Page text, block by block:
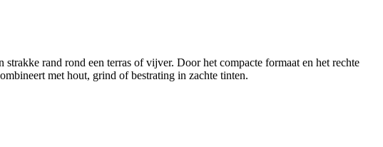
rand rond een terras of vijver. Door het compacte formaat en het rechte
met hout, grind of bestrating in zachte tinten.